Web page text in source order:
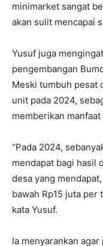
minimarket sangat
akan sulit mencapai
Yusuf juga
pengembangan
Meski tumbuh pesat
unit pada 2024,
memberikan
“Pada 2024,
mendapat bagi hasil
desa yang
bawah Rp15 juta per
kata Yusuf.
Ia menyarankan